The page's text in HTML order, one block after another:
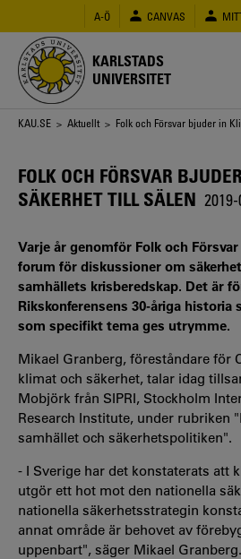
huvudinnehåll
A-Ö CANVAS
KARLSTADS
UNIVERSITET
Länkstig
KAU.SE > Aktuellt > Folk och Försvar bjuder in
FOLK OCH FÖRSVAR
SÄKERHET TILL SÄLEN
Varje år genomför Folk och
forum för diskussioner om
samhällets krisberedskap. Det är
Rikskonferensens 30-åriga
som specifikt tema ges utrymme.
Mikael Granberg, föreståndare för
klimat och säkerhet, talar idag
Mobjörk från SIPRI, Stockholm
Research Institute, under rubriken
samhället och säkerhetspolitiken".
- I Sverige har det konstaterats att
utgör ett hot mot den nationella
nationella säkerhetsstrategin
annat område är behovet av
uppenbart", säger Mikael